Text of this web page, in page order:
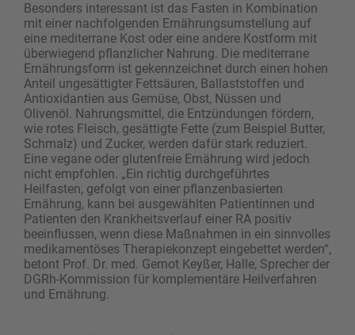
Besonders interessant ist das Fasten in Kombination
mit einer nachfolgenden Ernährungsumstellung auf
eine mediterrane Kost oder eine andere Kostform mit
überwiegend pflanzlicher Nahrung. Die mediterrane
Ernährungsform ist gekennzeichnet durch einen hohen
Anteil ungesättigter Fettsäuren, Ballaststoffen und
Antioxidantien aus Gemüse, Obst, Nüssen und
Olivenöl. Nahrungsmittel, die Entzündungen fördern,
wie rotes Fleisch, gesättigte Fette (zum Beispiel Butter,
Schmalz) und Zucker, werden dafür stark reduziert.
Eine vegane oder glutenfreie Ernährung wird jedoch
nicht empfohlen. „Ein richtig durchgeführtes
Heilfasten, gefolgt von einer pflanzenbasierten
Ernährung, kann bei ausgewählten Patientinnen und
Patienten den Krankheitsverlauf einer RA positiv
beeinflussen, wenn diese Maßnahmen in ein sinnvolles
medikamentöses Therapiekonzept eingebettet werden“,
betont Prof. Dr. med. Gernot Keyßer, Halle, Sprecher der
DGRh-Kommission für komplementäre Heilverfahren
und Ernährung.